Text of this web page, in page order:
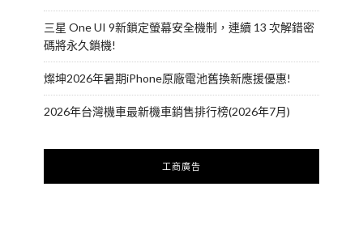
三星 One UI 9新鎖定螢幕安全機制，連續 13 次解錯密
碼將永久鎖機!
燦坤2026年暑期iPhone原廠電池舊換新應援優惠!
2026年台灣機車最新機車銷售排行榜(2026年7月)
工商廣告